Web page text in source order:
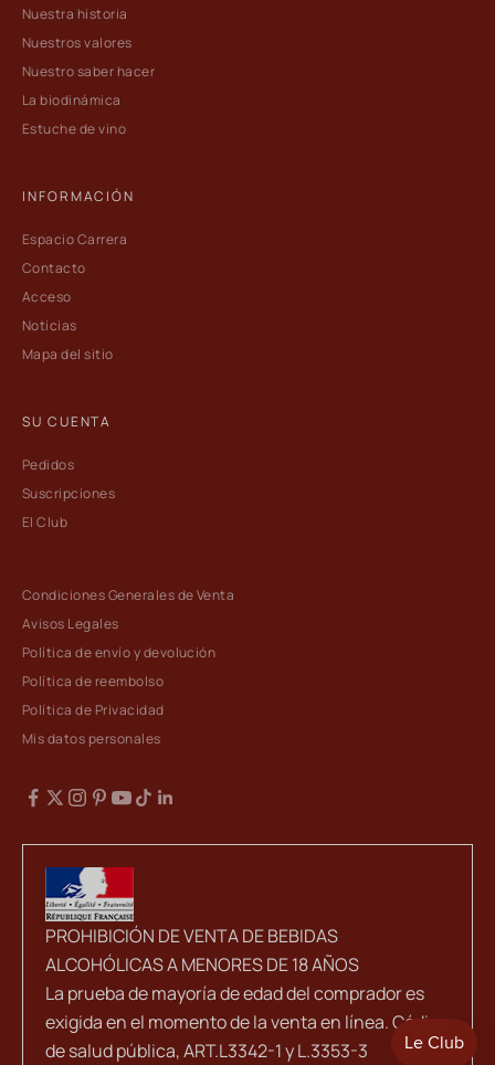
Nuestra historia
Nuestros valores
Nuestro saber hacer
La biodinámica
Estuche de vino
INFORMACIÓN
Espacio Carrera
Contacto
Acceso
Noticias
Mapa del sitio
SU CUENTA
Pedidos
Suscripciones
El Club
Condiciones Generales de Venta
Avisos Legales
Política de envío y devolución
Política de reembolso
Política de Privacidad
Mis datos personales
PROHIBICIÓN DE VENTA DE BEBIDAS
ALCOHÓLICAS A MENORES DE 18 AÑOS
La prueba de mayoría de edad del comprador es
exigida en el momento de la venta en línea. Código
de salud pública, ART.L3342-1 y L.3353-3